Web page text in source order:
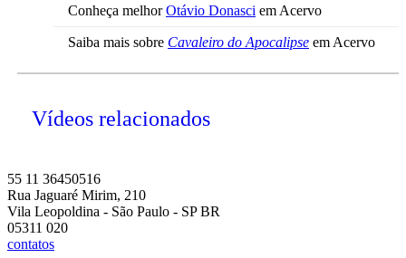
Conheça melhorOtávio Donasci em Acervo
Saiba mais sobre Cavaleiro do Apocalipse em Acervo
Vídeos relacionados
55 11 36450516
Rua Jaguaré Mirim, 210
Vila Leopoldina - São Paulo - SP BR
05311 020
contatos